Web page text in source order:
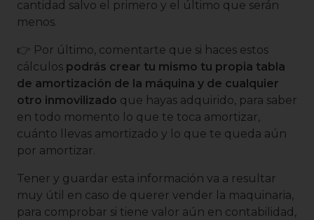
cantidad salvo el primero y el último que serán
menos.
👉 Por último, comentarte que si haces estos
cálculos podrás crear tu mismo tu propia tabla
de amortización de la máquina y de cualquier
otro inmovilizado que hayas adquirido, para saber
en todo momento lo que te toca amortizar,
cuánto llevas amortizado y lo que te queda aún
por amortizar.
Tener y guardar esta información va a resultar
muy útil en caso de querer vender la maquinaria,
para comprobar si tiene valor aún en contabilidad,